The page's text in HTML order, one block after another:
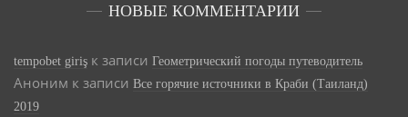
НОВЫЕ КОММЕНТАРИИ
tempobet giriş к записи Геометрический погоды путеводитель
Аноним к записи Все горячие источники в Краби (Таиланд)
2019